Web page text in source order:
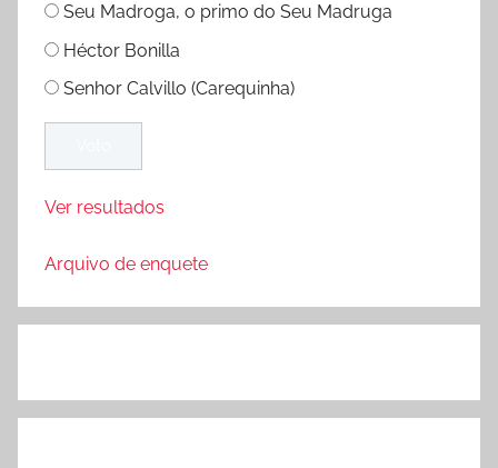
Seu Madroga, o primo do Seu Madruga
Héctor Bonilla
Senhor Calvillo (Carequinha)
Ver resultados
Arquivo de enquete